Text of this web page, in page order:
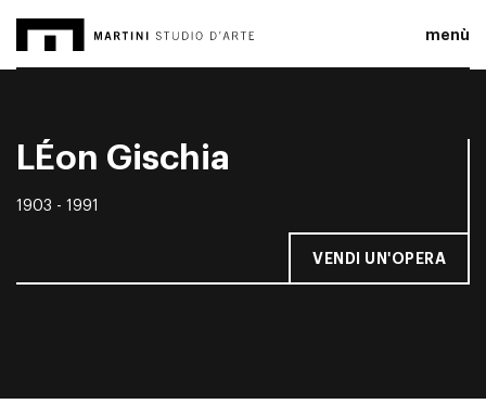
menù
LÉon Gischia
1903 - 1991
VENDI UN'OPERA